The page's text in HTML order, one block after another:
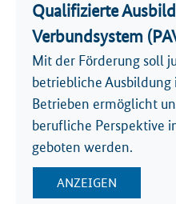
Qualifizierte
Verbundsystem
Mit der Förderung soll
betriebliche Ausbildung
Betrieben ermöglicht
berufliche Perspektive
geboten werden.
ANZEIGEN